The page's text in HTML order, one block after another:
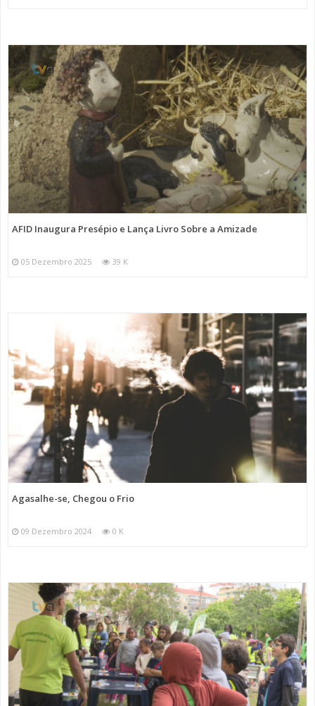
AFID Inaugura Presépio e Lança Livro Sobre a Amizade
05 Dezembro 2025 39 K
Agasalhe-se, Chegou o Frio
09 Dezembro 2024 0 K